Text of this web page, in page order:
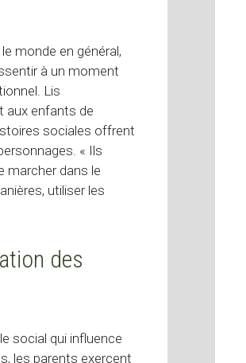
monde en général,
à un moment
Lis
aux enfants de
sociales offrent
« Ils
marcher dans le
utiliser les
des
social qui influence
les parents exercent